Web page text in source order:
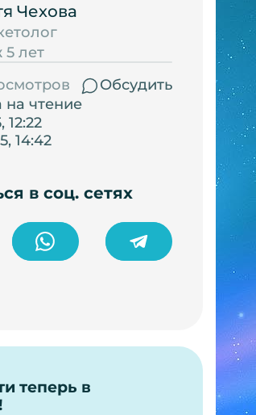
Чехова
5 лет
Обсудить
на чтение
12:22
14:42
в соц. сетях
теперь в